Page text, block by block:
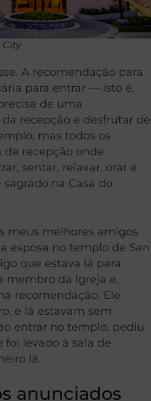
City
A recomendação para
para entrar — isto é,
de uma
recepção e desfrutar de
mas todos os
recepção onde
sentar, relaxar, orar e
na Casa do
meus melhores amigos
esposa no templo de San
que estava lá para
membro da Igreja e,
recomendação. Ele
e lá estavam sem
entrar no templo, pediu
foi levado à sala de
lá.
anunciados